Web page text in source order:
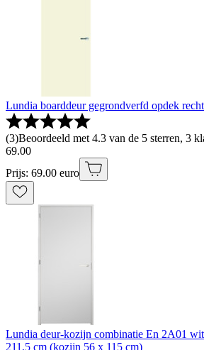
Lundia boarddeur gegrondverfd opdek
(3)Beoordeeld met 4.3 van de 5 sterren, 3
69.00
Prijs: 69.00 euro
Lundia deur-kozijn combinatie En 2A01
211,5 cm (kozijn 56 x 115 cm)